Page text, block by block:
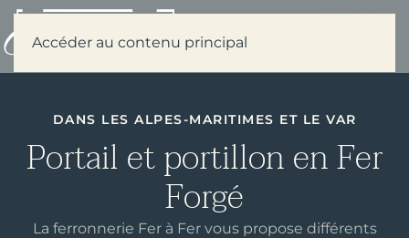
Accéder au contenu principal
DANS LES ALPES-MARITIMES ET LE VAR
Portail et portillon en Fer
Forgé
La ferronnerie Fer à Fer vous propose différents